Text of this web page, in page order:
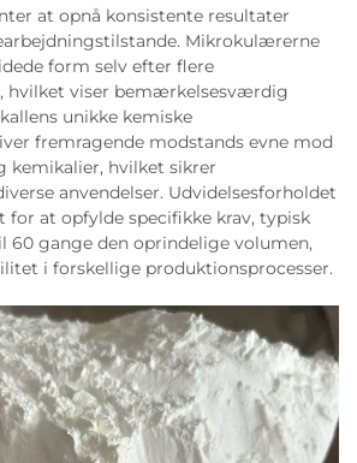
at opnå konsistente resultater
Mikrokulærerne
form selv efter flere
hvilket viser bemærkelsesværdig
unikke kemiske
fremragende modstands evne mod
kemikalier, hvilket sikrer
anvendelser. Udvidelsesforholdet
for at opfylde specifikke krav, typisk
60 gange den oprindelige volumen,
i forskellige produktionsprocesser.